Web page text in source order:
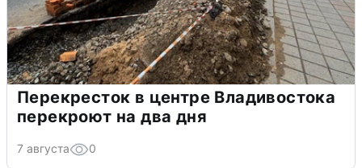
Перекресток в центре Владивостока
перекроют на два дня
7 августа 0